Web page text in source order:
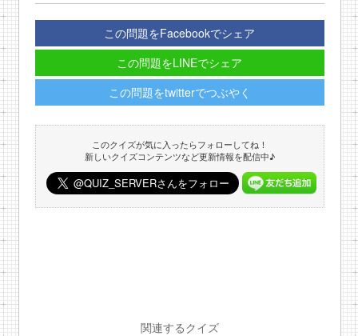
この問題をFacebookでシェア
この問題をLINEでシェア
この問題をtwitterでつぶやく
このクイズが気に入ったらフォローしてね！
新しいクイズコンテンツなど更新情報を配信中♪
関連するクイズ